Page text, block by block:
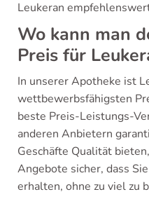
Leukeran
Wo kann man
Preis für
In unserer Apotheke ist
wettbewerbsfähigsten
beste Preis-Leistungs-
anderen Anbietern
Geschäfte Qualität
Angebote sicher, dass
erhalten, ohne zu viel zu